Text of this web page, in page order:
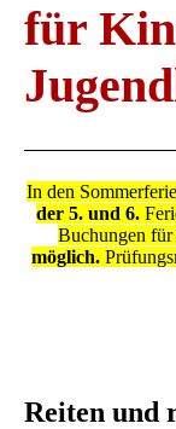
für
In den
der 5. und 6.
Buchungen für
möglich.
Reiten und